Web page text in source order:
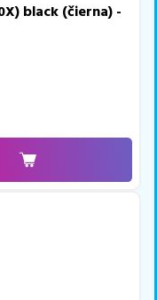
black (čierna) -